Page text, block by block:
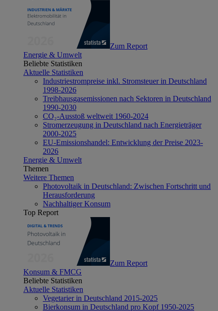
Zum Report
Energie & Umwelt
Beliebte Statistiken
Aktuelle Statistiken
Industriestrompreise inkl. Stromsteuer in Deutschland
1998-2026
Treibhausgasemissionen nach Sektoren in Deutschland
1990-2030
CO₂-Ausstoß weltweit 1960-2024
Stromerzeugung in Deutschland nach Energieträger
2000-2025
EU-Emissionshandel: Entwicklung der Preise 2023-
2026
Energie & Umwelt
Themen
Weitere Themen
Photovoltaik in Deutschland: Zwischen Fortschritt und
Herausforderung
Nachhaltiger Konsum
Top Report
Zum Report
Konsum & FMCG
Beliebte Statistiken
Aktuelle Statistiken
Vegetarier in Deutschland 2015-2025
Bierkonsum in Deutschland pro Kopf 1950-2025